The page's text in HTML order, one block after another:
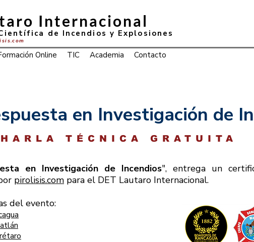
Internacional
de Incendios y Explosiones
Online TIC Academia Contacto
en Investigación de
TÉCNICA GRATUITA
en Investigación de Incendios", entrega un
pirolisis.com para el DET Lautaro Internacional.
del evento: